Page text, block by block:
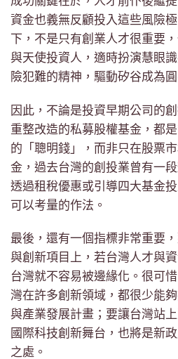
資金也義無反顧投入這些風險
下，不是只有創業人才很重要
與天使投資人，適時扮演慧眼
險犯難的精神，驅動矽谷成為圓
因此，不論是投資早期公司的
重整改造的私募股權基金，都
的「聰明錢」，而非只在股票
金，過去台灣的創投業曾有一
透過租稅優惠或引導四大基金
可以考量的作法。
最後，還有一個指標非常重要
與創新項目上，若台灣人才與
台灣就不容易被邊緣化。很可
灣在許多創新領域，都很少能
與產業發展計畫；要讓台灣站
國際科技創新舞台，也將是新
之處。